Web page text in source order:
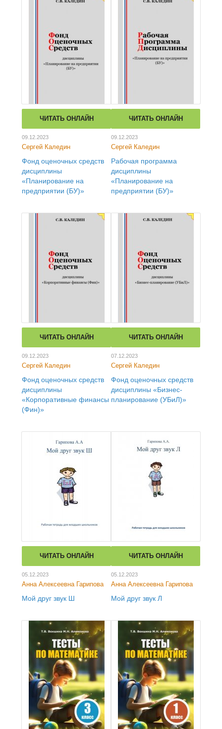
ЧИТАТЬ ОНЛАЙН
09.12.2023
Сергей Каледин
Фонд оценочных средств
дисциплины
«Планирование на
предприятии (БУ)»
ЧИТАТЬ ОНЛАЙН
09.12.2023
Сергей Каледин
Рабочая программа
дисциплины
«Планирование на
предприятии (БУ)»
ЧИТАТЬ ОНЛАЙН
09.12.2023
Сергей Каледин
Фонд оценочных средств
дисциплины
«Корпоративные финансы
(Фин)»
ЧИТАТЬ ОНЛАЙН
07.12.2023
Сергей Каледин
Фонд оценочных средств
дисциплины «Бизнес-
планирование (УБиЛ)»
ЧИТАТЬ ОНЛАЙН
05.12.2023
Анна Алексеевна Гарипова
Мой друг звук Ш
ЧИТАТЬ ОНЛАЙН
05.12.2023
Анна Алексеевна Гарипова
Мой друг звук Л